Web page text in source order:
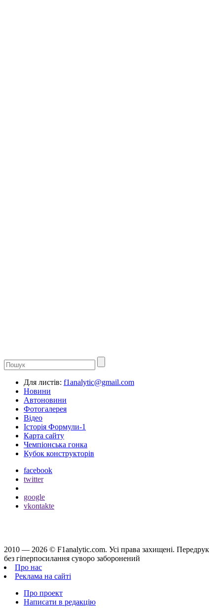
Для листів: f1analytic@gmail.com
Новини
Автоновини
Фотогалерея
Відео
Історія Формули-1
Карта сайту
Чемпіонська гонка
Кубок конструкторів
facebook
twitter
google
vkontakte
2010 — 2026 © F1analytic.com. Усi права захищенi. Передрук
без гіперпосилання суворо заборонений
Про нас
Реклама на сайті
Про проект
Написати в редакцію